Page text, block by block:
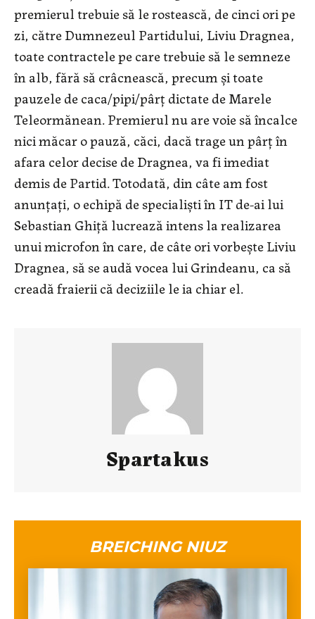
premierul trebuie să le rostească, de cinci ori pe
zi, către Dumnezeul Partidului, Liviu Dragnea,
toate contractele pe care trebuie să le semneze
în alb, fără să crâcnească, precum și toate
pauzele de caca/pipi/pârț dictate de Marele
Teleormănean. Premierul nu are voie să încalce
nici măcar o pauză, căci, dacă trage un pârț în
afara celor decise de Dragnea, va fi imediat
demis de Partid. Totodată, din câte am fost
anunțați, o echipă de specialiști în IT de-ai lui
Sebastian Ghiță lucrează intens la realizarea
unui microfon în care, de câte ori vorbește Liviu
Dragnea, să se audă vocea lui Grindeanu, ca să
creadă fraierii că deciziile le ia chiar el.
Spartakus
BREICHING NIUZ